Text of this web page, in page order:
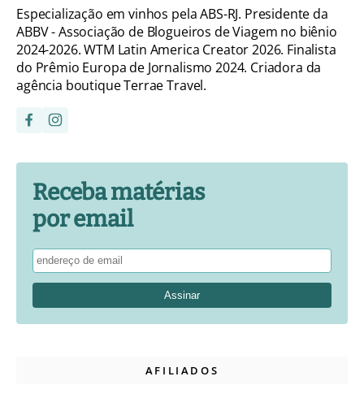
Especialização em vinhos pela ABS-RJ. Presidente da
ABBV - Associação de Blogueiros de Viagem no biênio
2024-2026. WTM Latin America Creator 2026. Finalista
do Prêmio Europa de Jornalismo 2024. Criadora da
agência boutique Terrae Travel.
Receba matérias
por email
AFILIADOS